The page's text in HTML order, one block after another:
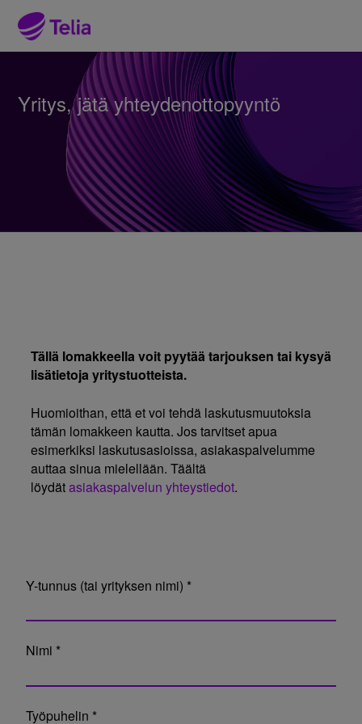
Yritys, jätä yhteydenottopyyntö
Tällä lomakkeella voit pyytää tarjouksen tai kysyä
lisätietoja yritystuotteista.
Huomioithan, että et voi tehdä laskutusmuutoksia
tämän lomakkeen kautta. Jos tarvitset apua
esimerkiksi laskutusasioissa, asiakaspalvelumme
auttaa sinua mielellään. Täältä
löydätasiakaspalvelun yhteystiedot.
Y-tunnus (tai yrityksen nimi) *
Nimi *
Työpuhelin *